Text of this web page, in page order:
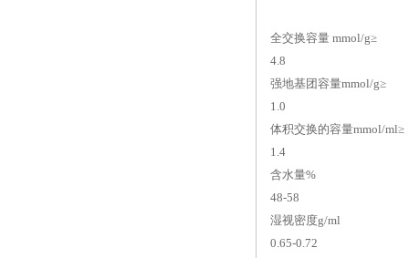
全交换容量 mmol/g≥
4.8
强地基团容量mmol/g≥
1.0
体积交换的容量mmol/ml≥
1.4
含水量%
48-58
湿视密度g/ml
0.65-0.72